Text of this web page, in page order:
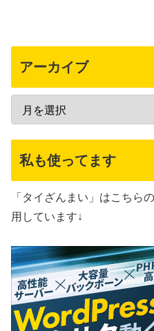
アーカイブ
私も使ってます
「タイざんまい」はこちら
用しています↓